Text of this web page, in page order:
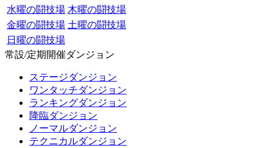
水曜の闘技場 木曜の闘技場
金曜の闘技場 土曜の闘技場
日曜の闘技場
常設/定期開催ダンジョン
ステージダンジョン
ワンタッチダンジョン
ランキングダンジョン
降臨ダンジョン
ノーマルダンジョン
テクニカルダンジョン